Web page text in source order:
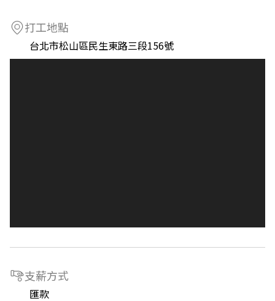
打工地點
台北市松山區民生東路三段156號
支薪方式
匯款